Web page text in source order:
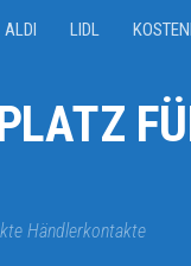
ALDI LIDL
Händlerkontakte